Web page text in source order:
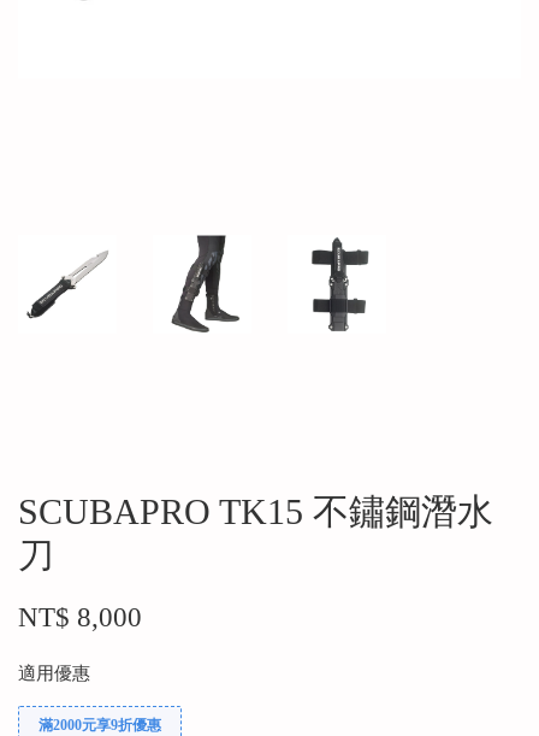
SCUBAPRO TK15 不鏽鋼潛水
刀
NT$ 8,000
適用優惠
滿2000元享9折優惠